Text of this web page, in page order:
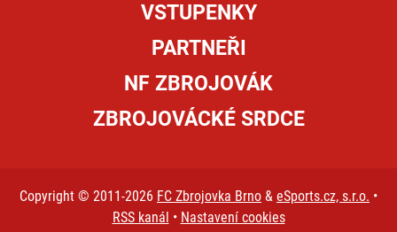
VSTUPENKY
PARTNEŘI
NF ZBROJOVÁK
ZBROJOVÁCKÉ SRDCE
Copyright © 2011-2026 FC Zbrojovka Brno & eSports.cz, s.r.o. •
RSS kanál • Nastavení cookies